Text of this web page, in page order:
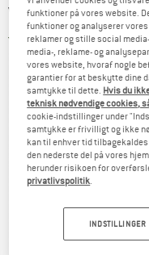
Vandresko
3,5(2)
funktioner på vores website.
funktioner og analyserer
reklamer og stille social
media-, reklame- og
vores website, hvoraf nogle
garantier for at beskytte dine
samtykke til dette. Hvis du
teknisk nødvendige cookies,
cookie-indstillinger under
samtykke er frivilligt og ikke
kan til enhver tid
den nederste del på vores
herunder risikoen for
privatlivspolitik
INDSTILLINGER